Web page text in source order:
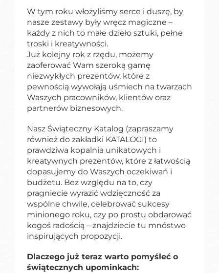
W tym roku włożyliśmy serce i duszę, by
nasze zestawy były wręcz magiczne –
każdy z nich to małe dzieło sztuki, pełne
troski i kreatywności.
Już kolejny rok z rzędu, możemy
zaoferować Wam szeroką gamę
niezwykłych prezentów, które z
pewnością wywołają uśmiech na twarzach
Waszych pracowników, klientów oraz
partnerów biznesowych.
Nasz Świąteczny Katalog (zapraszamy
również do zakładki KATALOGI) to
prawdziwa kopalnia unikatowych i
kreatywnych prezentów, które z łatwością
dopasujemy do Waszych oczekiwań i
budżetu. Bez względu na to, czy
pragniecie wyrazić wdzięczność za
wspólne chwile, celebrować sukcesy
minionego roku, czy po prostu obdarować
kogoś radością – znajdziecie tu mnóstwo
inspirujących propozycji.
Dlaczego już teraz warto pomyśleć o
świątecznych upominkach: